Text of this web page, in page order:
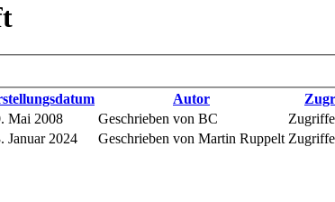
Autor
Mai 2008 Geschrieben von BC
Januar 2024 Geschrieben von Martin Ruppelt